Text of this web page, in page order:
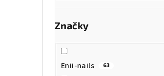
Značky
Enii-nails 63